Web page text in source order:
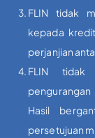
FLIN tidak
kepada
perjanjian
FLIN tidak
Hasil
persetujuan